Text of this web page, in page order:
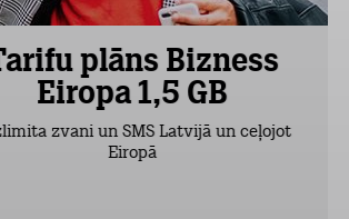
plāns Bizness
Eiropa 1,5 GB
zvani un SMS Latvijā un ceļojot
Eiropā